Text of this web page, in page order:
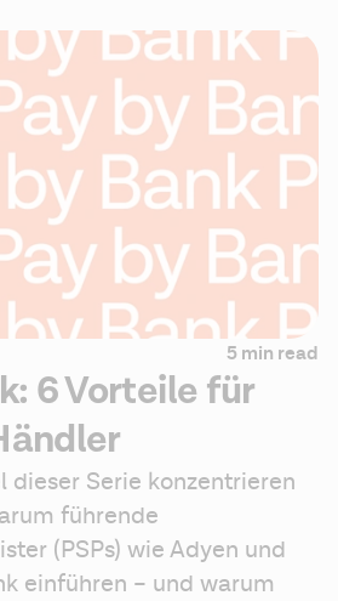
5 min read
6 Vorteile für
dieser Serie konzentrieren
führende
(PSPs) wie Adyen und
einführen – und warum